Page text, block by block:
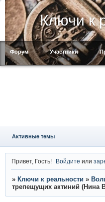
Ключи к
Форум Участники
Активные темы
Привет, Гость! Войдите или
» Ключи к реальности »
трепещущих актиний (Нина